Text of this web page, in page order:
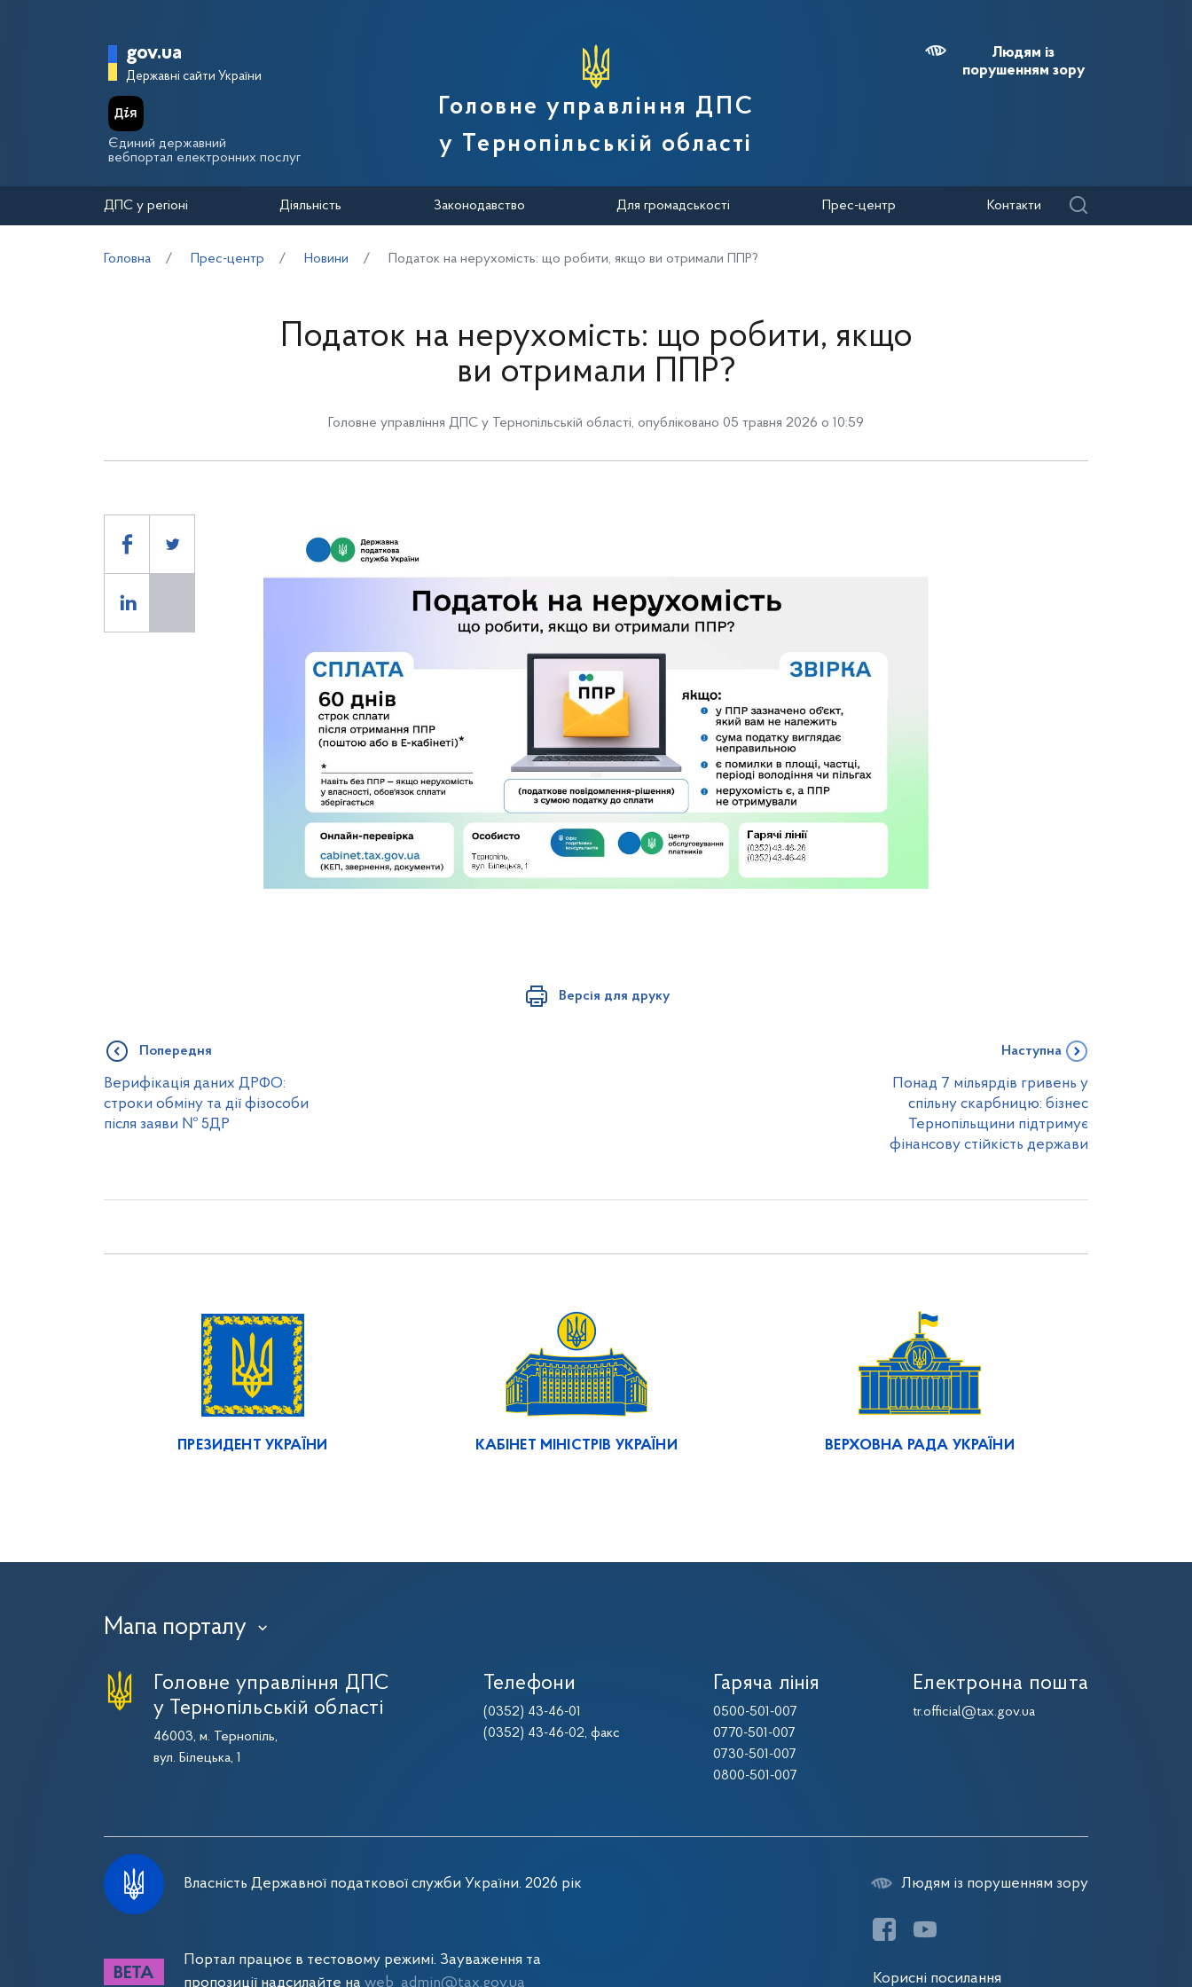
Головна сторінка Державної податкової служби України
gov.ua
Державні сайти України
Єдиний державний
вебпортал електронних послуг
Головне управління ДПС
у Тернопільській області
Людям із
порушенням зору
ДПС у регіоні Діяльність Законодавство Для громадськості Прес-центр Контакти
Головна Прес-центр Новини Податок на нерухомість: що робити, якщо ви отримали ППР?
Податок на нерухомість: що робити, якщо
ви отримали ППР?
Головне управління ДПС у Тернопільській області, опубліковано 05 травня 2026 о 10:59
Версія для друку
Попередня
Верифікація даних ДРФО:
строки обміну та дії фізособи
після заяви № 5ДР
Наступна
Понад 7 мільярдів гривень у
спільну скарбницю: бізнес
Тернопільщини підтримує
фінансову стійкість держави
ПРЕЗИДЕНТ УКРАЇНИ КАБІНЕТ МІНІСТРІВ УКРАЇНИ ВЕРХОВНА РАДА УКРАЇНИ
Мапа порталу ›
Головне управління ДПС
у Тернопільській області
46003, м. Тернопіль,
вул. Білецька, 1
Телефони
(0352) 43-46-01
(0352) 43-46-02, факс
Гаряча лінія
0500-501-007
0770-501-007
0730-501-007
0800-501-007
Електронна пошта
tr.official@tax.gov.ua
Власність Державної податкової служби України. 2026 рік
Портал працює в тестовому режимі. Зауваження та
пропозиції надсилайте на web_admin@tax.gov.ua
Людям із порушенням зору
Корисні посилання